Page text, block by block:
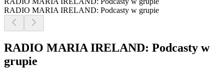
RADIO MARIA IRELAND: Podcasty w grupie
RADIO MARIA IRELAND: Podcasty w
grupie